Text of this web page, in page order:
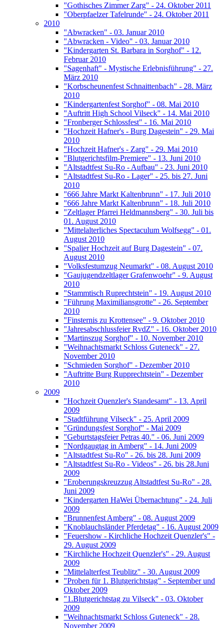
"Gothisches Zimmer Zarg" - 24. Oktober 2011
"Oberpfaelzer Tafelrunde" - 24. Oktober 2011
2010
"Abwracken" - 03. Januar 2010
"Abwracken - Video" - 03. Januar 2010
"Kindergarten St. Barbara in Sorghof" - 12.
Februar 2010
"Sagenhaft" - Mystische Erlebnisführung" - 27.
März 2010
"Korbscheunenfest Schnaittenbach" - 28. März
2010
"Kindergartenfest Sorghof" - 08. Mai 2010
"Auftritt High School Vilseck" - 14. Mai 2010
"Fronberger Schlossfest" - 16. Mai 2010
"Hochzeit Hafner's - Burg Dagestein" - 29. Mai
2010
"Hochzeit Hafner's - Zarg" - 29. Mai 2010
"Blutgerichtsfilm-Premiere" - 13. Juni 2010
"Altstadtfest Su-Ro - Aufbau" - 23. Juni 2010
"Altstadtfest Su-Ro - Lager" - 25. bis 27. Juni
2010
"666 Jahre Markt Kaltenbrunn" - 17. Juli 2010
"666 Jahre Markt Kaltenbrunn" - 18. Juli 2010
"Zeltlager Pfarrei Heldmannsberg" - 30. Juli bis
01. August 2010
"Mittelalterliches Spectaculum Wolfsegg" - 01.
August 2010
"Spalier Hochzeit auf Burg Dagestein" - 07.
August 2010
"Volksfestumzug Neumarkt" - 08. August 2010
"Gaujugendzeltlager Grafenwoehr" - 9. August
2010
"Stammtisch Ruprechtstein" - 19. August 2010
"Führung Maximiliansgrotte" - 26. September
2010
"Finsternis zu Krottensee" - 9. Oktober 2010
"Jahresabschlussfeier RvdZ" - 16. Oktober 2010
"Martinszug Sorghof" - 10. November 2010
"Weihnachtsmarkt Schloss Guteneck" - 27.
November 2010
"Schmieden Sorghof" - Dezember 2010
"Auftritte Burg Rupprechtstein" - Dezember
2010
2009
"Hochzeit Quenzler's Standesamt" - 13. April
2009
"Stadtführung Vilseck" - 25. April 2009
"Gründungsfest Sorghof" - Mai 2009
"Geburtstagsfeier Petras 40." - 06. Juni 2009
"Nordgaugtag in Amberg" - 14. Juni 2009
"Altstadtfest Su-Ro" - 26. bis 28. Juni 2009
"Altstadtfest Su-Ro - Videos" - 26. bis 28.Juni
2009
"Eroberungskreuzzug Altstadtfest Su-Ro" - 28.
Juni 2009
"Kindergarten HaWei Übernachtung" - 24. Juli
2009
"Brunnenfest Amberg" - 08. August 2009
"Knoblauchsländer Pferdetag" - 16. August 2009
"Feuershow - Kirchliche Hochzeit Quenzler's" -
29. August 2009
"Kirchliche Hochzeit Quenzler's" - 29. August
2009
"Mittelalterfest Teublitz" - 30. August 2009
"Proben für 1. Blutgerichtstag" - September und
Oktober 2009
"1.Blutgerichtstag zu Vilseck" - 03. Oktober
2009
"Weihnachtsmarkt Schloss Guteneck" - 28.
November 2009